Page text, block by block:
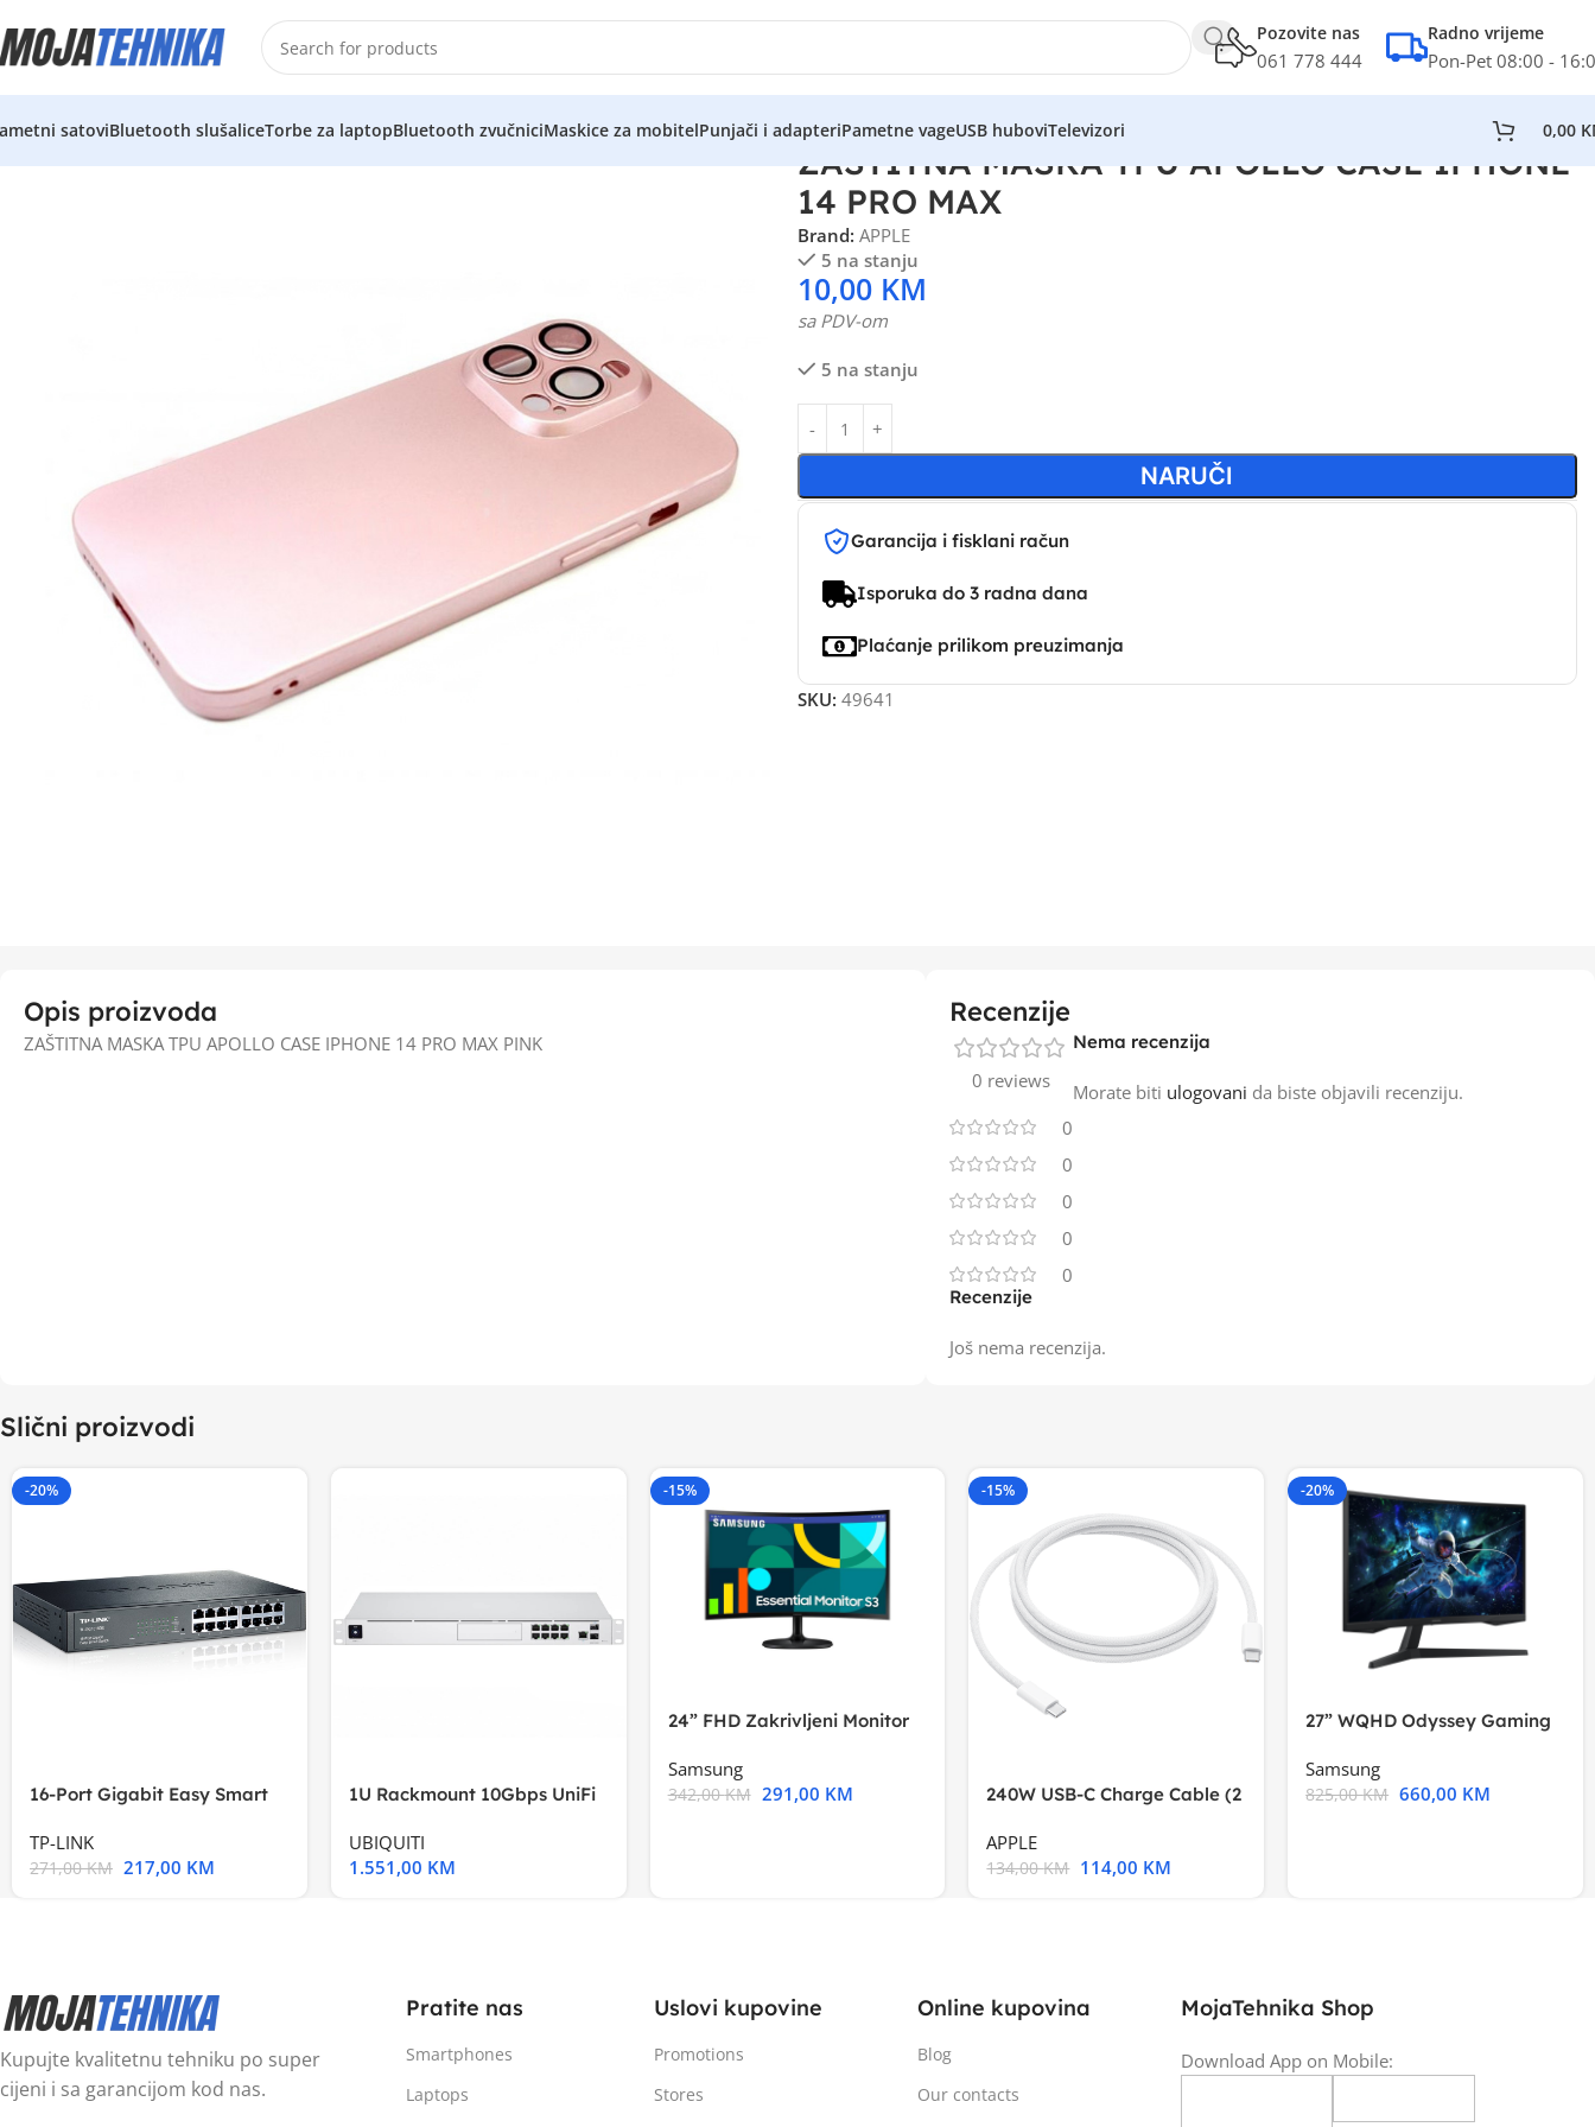
Pozovite nas
061 778 444
Radno vrijeme
Pon-Pet 08:00 -
satoviBluetooth slušaliceTorbe za laptopBluetooth zvučniciMaskice za mobitelPunjači i adapteriPametne vageUSB huboviTelevizori 0,00
ZAŠTITNA MASKA TPU APOLLO CASE IPHONE
14 PRO MAX
Brand: APPLE
5 na stanju
10,00 KM
sa PDV-om
5 na stanju
NARUČI
Garancija i fisklani račun
Isporuka do 3 radna dana
Plaćanje prilikom preuzimanja
SKU: 49641
Opis proizvoda
ZAŠTITNA MASKA TPU APOLLO CASE IPHONE 14 PRO MAX PINK
Recenzije
0 reviews
0
0
0
0
0
Recenzije
Još nema recenzija.
Nema recenzija
Morate biti ulogovani da biste objavili recenziju.
Slični proizvodi
-20%
16-Port Gigabit Easy Smart
TP-LINK
271,00KM 217,00 KM
1U Rackmount 10Gbps UniFi
UBIQUITI
1.551,00 KM
-15%
24” FHD Zakrivljeni Monitor
Samsung
342,00KM 291,00 KM
-15%
240W USB-C Charge Cable (2
APPLE
134,00KM 114,00 KM
-20%
27” WQHD Odyssey Gaming
Samsung
825,00KM 660,00 KM
Kupujte kvalitetnu tehniku po super
cijeni i sa garancijom kod nas.
Pratite nas
Smartphones
Laptops
Uslovi kupovine
Promotions
Stores
Online kupovina
Blog
Our contacts
MojaTehnika Shop
Download App on Mobile: